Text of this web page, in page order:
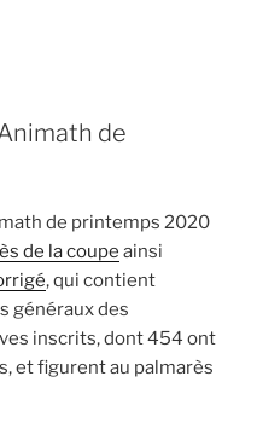
de
de printemps 2020
de la coupe ainsi
, qui contient
généraux des
inscrits, dont 454 ont
et figurent au palmarès